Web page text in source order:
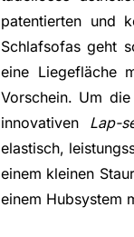
patentierten und
Schlafsofas geht
eine Liegefläche
Vorschein. Um
innovativen Lap-
elastisch,
einem kleinen
einem Hubsystem